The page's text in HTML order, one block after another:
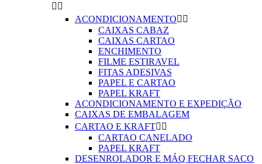
 
ACONDICIONAMENTO 
CAIXAS CABAZ
CAIXAS CARTAO
ENCHIMENTO
FILME ESTIRAVEL
FITAS ADESIVAS
PAPEL E CARTAO
PAPEL KRAFT
ACONDICIONAMENTO E EXPEDIÇÃO
CAIXAS DE EMBALAGEM
CARTAO E KRAFT 
CARTAO CANELADO
PAPEL KRAFT
DESENROLADOR E MÁQ FECHAR SACO